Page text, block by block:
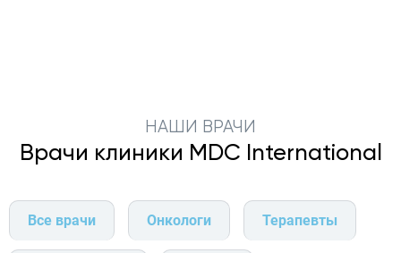
НАШИ ВРАЧИ
Врачи клиники MDC International
Все врачи Онкологи Терапевты